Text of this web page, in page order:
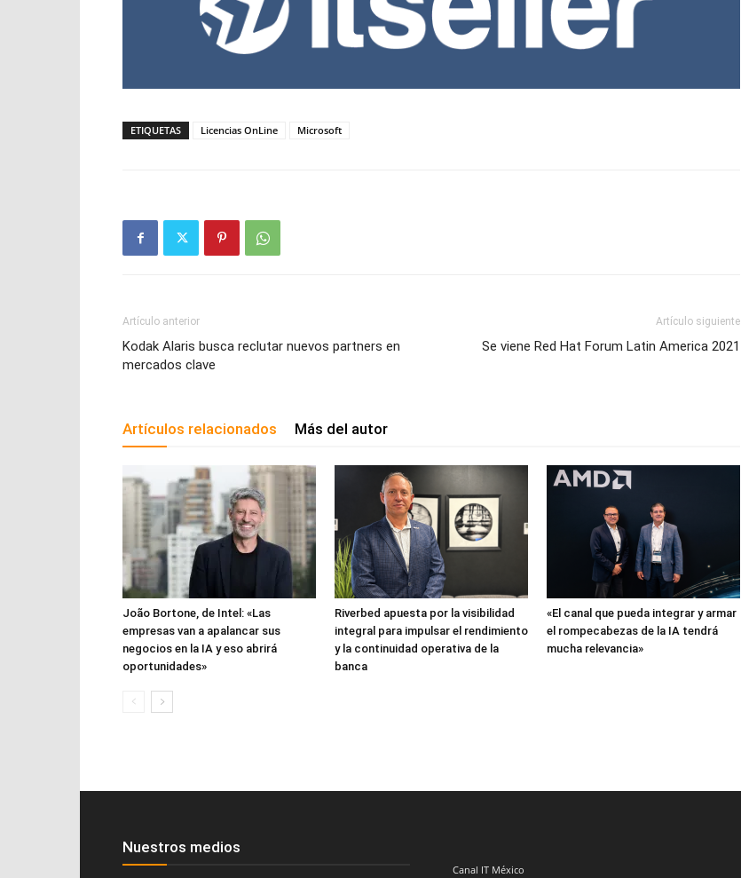
ETIQUETAS Licencias OnLine Microsoft
Artículo anterior
Kodak Alaris busca reclutar nuevos partners en
mercados clave
Artículo siguiente
Se viene Red Hat Forum Latin America 2021
Artículos relacionados Más del autor
João Bortone, de Intel: «Las
empresas van a apalancar sus
negocios en la IA y eso abrirá
oportunidades»
Riverbed apuesta por la visibilidad
integral para impulsar el rendimiento
y la continuidad operativa de la
banca
«El canal que pueda integrar y armar
el rompecabezas de la IA tendrá
mucha relevancia»
Nuestros medios
Canal IT México